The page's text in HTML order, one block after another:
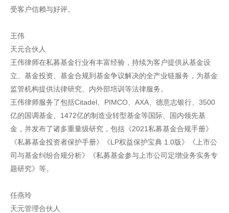
受客户信赖与好评。
王伟
天元合伙人
王伟律师在私募基金行业有丰富经验，持续为客户提供从基金设
立、基金投资、基金合规到基金争议解决的全产业链服务，为基金
监管机构提供法律研究、内外部培训等法律服务。
王伟律师服务了包括Citadel、PIMCO、AXA、德意志银行、3500
亿的国调基金、1472亿的制造业转型基金等国际、国内领先基
金，并发布了诸多重量级研究，包括《2021私募基金合规手册》
《私募基金投资者保护手册》《LP权益保护宝典 1.0版》《上市公
司与基金纠纷合规分析》《私募基金参与上市公司定增业务实务专
题研究》等。
任燕玲
天元管理合伙人